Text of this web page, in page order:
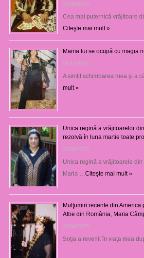
25/03/2026
Cea mai puternică vrăjitoare
Citeşte mai mult »
Mama lui se ocupă cu magia
05/12/2025
A simțit schimbarea mea şi a
mult »
Unica regină a vrăjitoarelor
rezolvă în luna martie toate
25/09/2025
Unica regină a vrăjitoarele
Maria … Citeşte mai mult »
Mulţumiri recente din America
Albe din România, Maria
23/08/2025
Soţia a revenit în viaţa mea